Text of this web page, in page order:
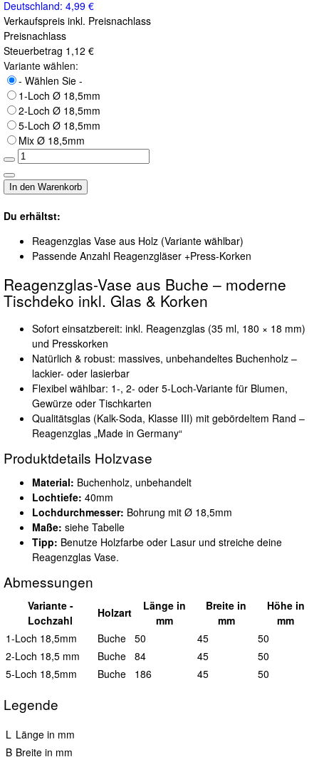
Deutschland: 4,99 €
Verkaufspreis inkl. Preisnachlass
Preisnachlass
Steuerbetrag 1,12 €
Variante wählen:
- Wählen Sie -
1-Loch Ø 18,5mm
2-Loch Ø 18,5mm
5-Loch Ø 18,5mm
Mix Ø 18,5mm
Du erhältst:
Reagenzglas Vase aus Holz (Variante wählbar)
Passende Anzahl Reagenzgläser +Press-Korken
Reagenzglas-Vase aus Buche – moderne
Tischdeko inkl. Glas & Korken
Sofort einsatzbereit: inkl. Reagenzglas (35 ml, 180 × 18 mm)
und Presskorken
Natürlich & robust: massives, unbehandeltes Buchenholz –
lackier- oder lasierbar
Flexibel wählbar: 1-, 2- oder 5-Loch-Variante für Blumen,
Gewürze oder Tischkarten
Qualitätsglas (Kalk-Soda, Klasse III) mit gebördeltem Rand –
Reagenzglas „Made in Germany“
Produktdetails Holzvase
Material: Buchenholz, unbehandelt
Lochtiefe: 40mm
Lochdurchmesser: Bohrung mit Ø 18,5mm
Maße: siehe Tabelle
Tipp: Benutze Holzfarbe oder Lasur und streiche deine
Reagenzglas Vase.
Abmessungen
Variante-
Lochzahl
Holzart Länge in
mm
Breite in
mm
Höhe in
mm
1-Loch 18,5mm
Buche 50 45
50
2-Loch 18,5 mm
Buche 84 45
50
5-Loch 18,5mm
Buche 186 45 50
Legende
L Länge in mm
B Breite in mm